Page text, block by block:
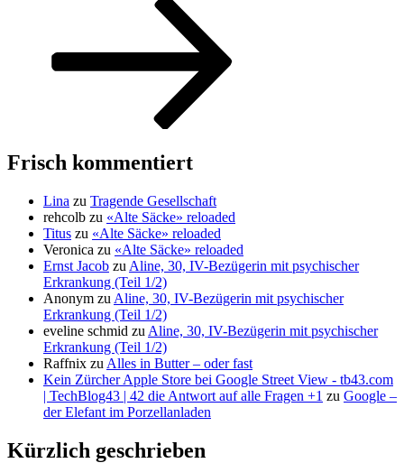
Frisch kommentiert
Lina zu Tragende Gesellschaft
rehcolb zu «Alte Säcke» reloaded
Titus zu «Alte Säcke» reloaded
Veronica zu «Alte Säcke» reloaded
Ernst Jacob zu Aline, 30, IV-Bezügerin mit psychischer
Erkrankung (Teil 1/2)
Anonym zu Aline, 30, IV-Bezügerin mit psychischer
Erkrankung (Teil 1/2)
eveline schmid zu Aline, 30, IV-Bezügerin mit psychischer
Erkrankung (Teil 1/2)
Raffnix zu Alles in Butter – oder fast
Kein Zürcher Apple Store bei Google Street View - tb43.com
| TechBlog43 | 42 die Antwort auf alle Fragen +1 zu Google –
der Elefant im Porzellanladen
Kürzlich geschrieben